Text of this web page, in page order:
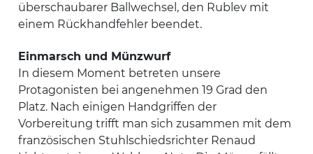
überschaubarer Ballwechsel, den Rublev mit
einem Rückhandfehler beendet.
Einmarsch und Münzwurf
In diesem Moment betreten unsere
Protagonisten bei angenehmen 19 Grad den
Platz. Nach einigen Handgriffen der
Vorbereitung trifft man sich zusammen mit dem
französischen Stuhlschiedsrichter Renaud